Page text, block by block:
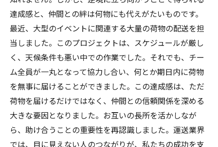
達成感と、仲間との絆は何物にも代えがたいものです。
最近、大型のイベントに関連する大量の荷物の配送を担
当しました。このプロジェクトは、スケジュールが厳し
く、天候条件も悪い中での作業でした。それでも、チー
ム全員が一丸となって協力し合い、何とか期日内に荷物
を無事に届けることができました。この達成感は、ただ
荷物を届けるだけではなく、仲間との信頼関係を深める
大きな要因となりました。お互いの長所を活かしなが
ら、助け合うことの重要性を再認識しました。運送業界
では、目に見えない人のつながりが、私たちの成功を支